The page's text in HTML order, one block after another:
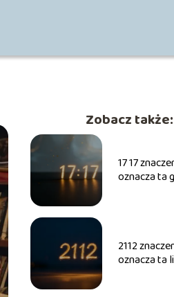
Zobacz także:
17 17
oznacza ta
2112
oznacza ta